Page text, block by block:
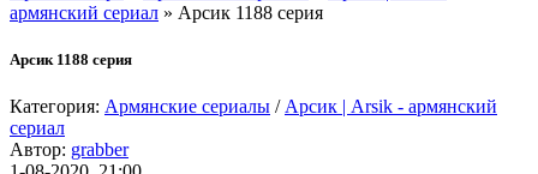
армянский сериал » Арсик 1188 серия
Арсик 1188 серия
Категория: Армянские сериалы / Арсик | Arsik - армянский
сериал
Автор: grabber